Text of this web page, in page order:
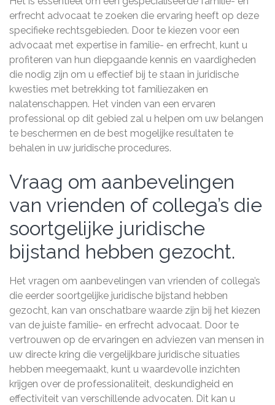
erfrecht advocaat te zoeken die ervaring heeft op deze
specifieke rechtsgebieden. Door te kiezen voor een
advocaat met expertise in familie- en erfrecht, kunt u
profiteren van hun diepgaande kennis en vaardigheden
die nodig zijn om u effectief bij te staan in juridische
kwesties met betrekking tot familiezaken en
nalatenschappen. Het vinden van een ervaren
professional op dit gebied zal u helpen om uw belangen
te beschermen en de best mogelijke resultaten te
behalen in uw juridische procedures.
Vraag om aanbevelingen
van vrienden of collega’s die
soortgelijke juridische
bijstand hebben gezocht.
Het vragen om aanbevelingen van vrienden of collega’s
die eerder soortgelijke juridische bijstand hebben
gezocht, kan van onschatbare waarde zijn bij het kiezen
van de juiste familie- en erfrecht advocaat. Door te
vertrouwen op de ervaringen en adviezen van mensen in
uw directe kring die vergelijkbare juridische situaties
hebben meegemaakt, kunt u waardevolle inzichten
krijgen over de professionaliteit, deskundigheid en
effectiviteit van verschillende advocaten. Dit kan u